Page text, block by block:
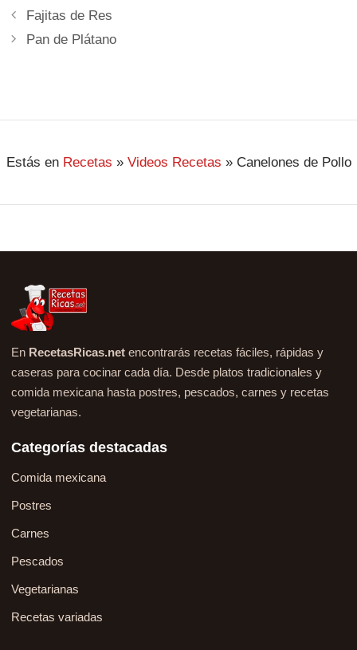
Fajitas de Res
Pan de Plátano
Estás en Recetas » Videos Recetas » Canelones de Pollo
En RecetasRicas.net encontrarás recetas fáciles, rápidas y
caseras para cocinar cada día. Desde platos tradicionales y
comida mexicana hasta postres, pescados, carnes y recetas
vegetarianas.
Categorías destacadas
Comida mexicana
Postres
Carnes
Pescados
Vegetarianas
Recetas variadas